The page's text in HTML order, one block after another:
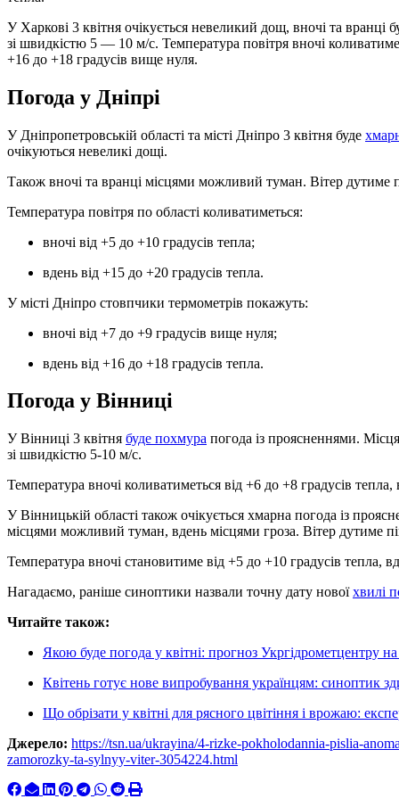
У Харкові 3 квітня очікується невеликий дощ, вночі та вранці
зі швидкістю 5 — 10 м/с. Температура повітря вночі
+16 до +18 градусів вище нуля.
Погода у Дніпрі
У Дніпропетровській області та місті Дніпро 3 квітня буде
очікуються невеликі дощі.
Також вночі та вранці місцями можливий туман. Вітер дутиме
Температура повітря по області коливатиметься:
вночі від +5 до +10 градусів тепла;
вдень від +15 до +20 градусів тепла.
У місті Дніпро стовпчики термометрів покажуть:
вночі від +7 до +9 градусів вище нуля;
вдень від +16 до +18 градусів тепла.
Погода у Вінниці
У Вінниці 3 квітня буде похмура погода із проясненнями.
зі швидкістю 5-10 м/с.
Температура вночі коливатиметься від +6 до +8 градусів тепла,
У Вінницькій області також очікується хмарна погода із
місцями можливий туман, вдень місцями гроза. Вітер дутиме
Температура вночі становитиме від +5 до +10 градусів тепла,
Нагадаємо, раніше синоптики назвали точну дату новоїхвилі
Читайте також:
Якою буде погода у квітні: прогноз Укргідрометцентру
Квітень готує нове випробування українцям: синоптик
Що обрізати у квітні для рясного цвітіння і врожаю:
Джерело: https://tsn.ua/ukrayina/4-rizke-pokholodannia-pislia-
zamorozky-ta-sylnyy-viter-3054224.html